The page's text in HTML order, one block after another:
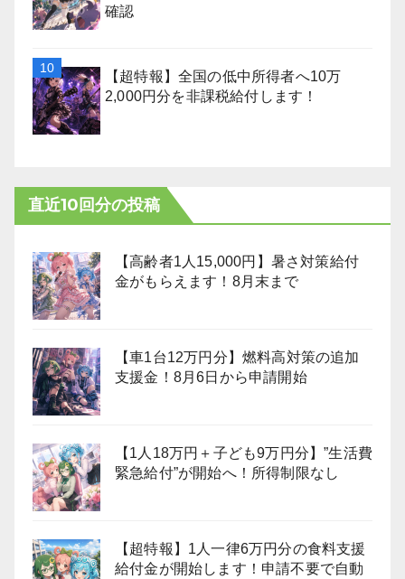
確認
【超特報】全国の低中所得者へ10万
2,000円分を非課税給付します！
直近10回分の投稿
【高齢者1人15,000円】暑さ対策給付
金がもらえます！8月末まで
【車1台12万円分】燃料高対策の追加
支援金！8月6日から申請開始
【1人18万円＋子ども9万円分】”生活費
緊急給付”が開始へ！所得制限なし
【超特報】1人一律6万円分の食料支援
給付金が開始します！申請不要で自動